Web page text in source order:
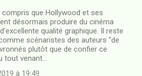
compris que Hollywood et ses
désormais produire du cinéma
qualité graphique. Il reste
scénaristes des auteurs "de
plutôt que de confier ce
tout venant...
à 19:49